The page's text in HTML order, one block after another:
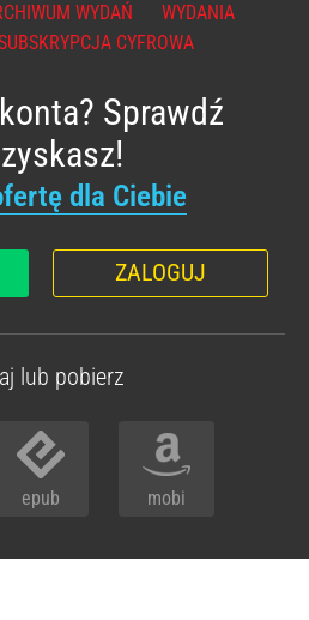
WYDAŃ
WYDANIA
CYFROWA
Sprawdź
dla Ciebie
ZALOGUJ
lub pobierz
epub mobi